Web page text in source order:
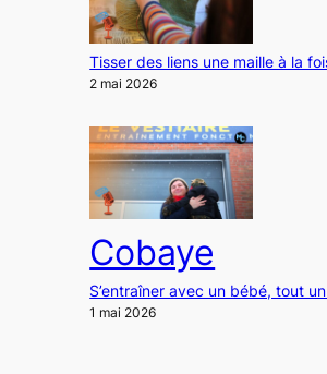
Tisser des liens une maille à la
2 mai 2026
Cobaye
S’entraîner avec un bébé, tout
1 mai 2026